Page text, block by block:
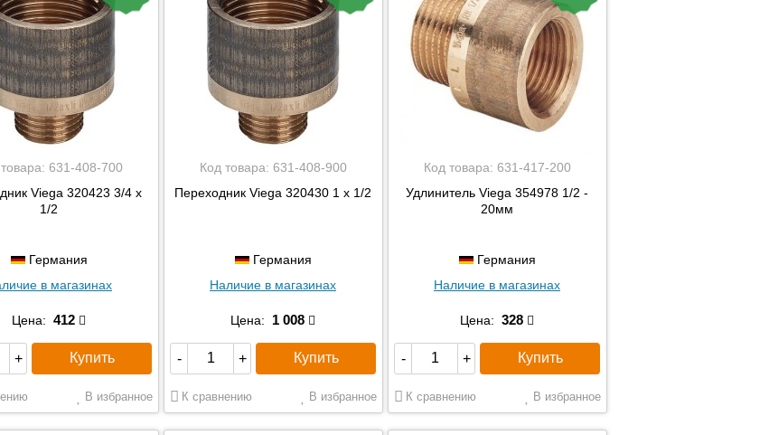
631-408-700
Viega 320423 3/4 x
1/2
Германия
в магазинах
Цена: 412
+ Купить
В избранное
Код товара: 631-408-900
Переходник Viega 320430 1 x 1/2
Германия
Наличие в магазинах
Цена: 1 008
- + Купить
К сравнению В избранное
Код товара: 631-417-200
Удлинитель Viega 354978 1/2 -
20мм
Германия
Наличие в магазинах
Цена: 328
- + Купить
К сравнению В избранное